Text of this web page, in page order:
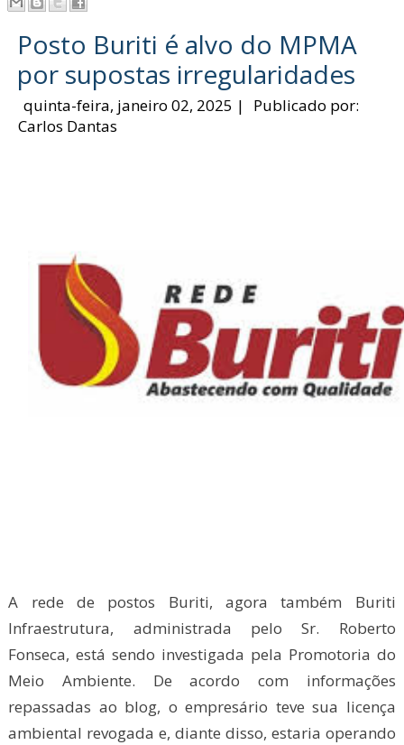
Posto Buriti é alvo do MPMA
por supostas irregularidades
quinta-feira, janeiro 02, 2025 |
Publicado por:
Carlos Dantas
A rede de postos Buriti, agora também Buriti
Infraestrutura, administrada pelo Sr. Roberto
Fonseca, está sendo investigada pela Promotoria do
Meio Ambiente. De acordo com informações
repassadas ao blog, o empresário teve sua licença
ambiental revogada e, diante disso, estaria operando